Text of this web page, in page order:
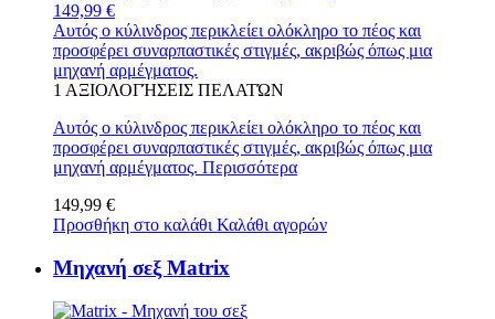
149,99 €
Αυτός ο κύλινδρος περικλείει ολόκληρο το πέος και
προσφέρει συναρπαστικές στιγμές, ακριβώς όπως μια
μηχανή αρμέγματος.
1 ΑΞΙΟΛΟΓΉΣΕΙΣ ΠΕΛΑΤΏΝ
Αυτός ο κύλινδρος περικλείει ολόκληρο το πέος και
προσφέρει συναρπαστικές στιγμές, ακριβώς όπως μια
μηχανή αρμέγματος. Περισσότερα
149,99 €
Προσθήκη στο καλάθι Καλάθι αγορών
Μηχανή σεξ Matrix